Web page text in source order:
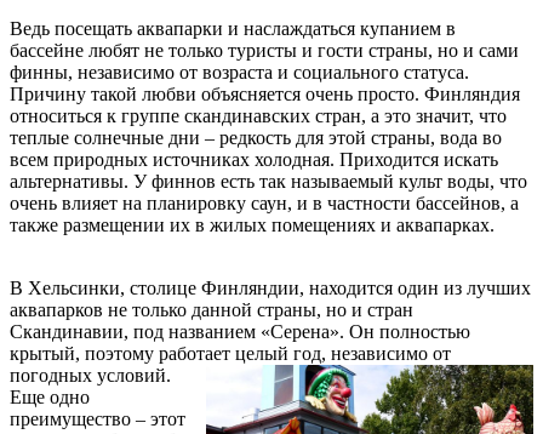
Ведь посещать аквапарки и наслаждаться купанием в
бассейне любят не только туристы и гости страны, но и сами
финны, независимо от возраста и социального статуса.
Причину такой любви объясняется очень просто. Финляндия
относиться к группе скандинавских стран, а это значит, что
теплые солнечные дни – редкость для этой страны, вода во
всем природных источниках холодная. Приходится искать
альтернативы. У финнов есть так называемый культ воды, что
очень влияет на планировку саун, и в частности бассейнов, а
также размещении их в жилых помещениях и аквапарках.
В Хельсинки, столице Финляндии, находится один из лучших
аквапарков не только данной страны, но и стран
Скандинавии, под названием «Серена». Он полностью
крытый, поэтому работает целый год, независимо от
погодных условий.
Еще одно
преимущество – этот